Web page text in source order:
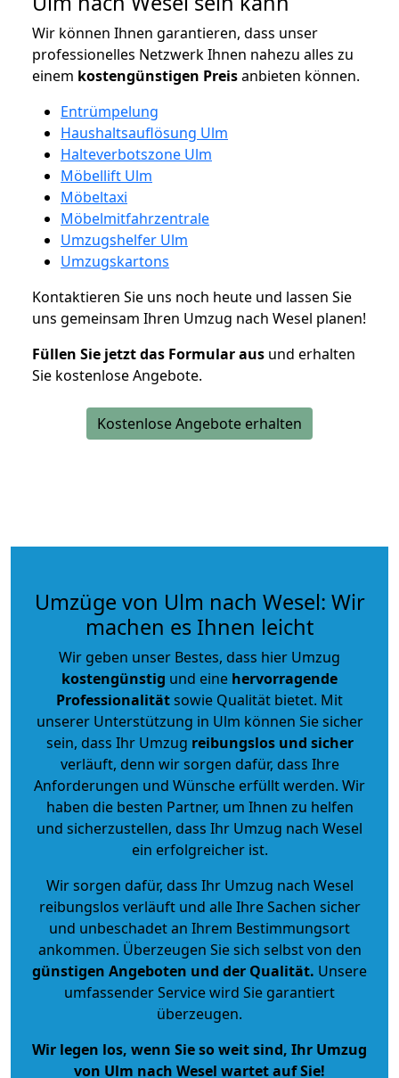
Wir können Ihnen garantieren, dass unser
professionelles Netzwerk Ihnen nahezu alles zu
einem kostengünstigen Preisanbieten können.
Entrümpelung
Haushaltsauflösung Ulm
Halteverbotszone Ulm
Möbellift Ulm
Möbeltaxi
Möbelmitfahrzentrale
Umzugshelfer Ulm
Umzugskartons
Kontaktieren Sie uns noch heute und lassen Sie
uns gemeinsam Ihren Umzug nach Wesel planen!
Füllen Sie jetzt das Formular aus und erhalten
Sie kostenlose Angebote.
Kostenlose Angebote erhalten
Umzüge von Ulm nach Wesel: Wir
machen es Ihnen leicht
Wir geben unser Bestes, dass hier Umzug
kostengünstig und eine hervorragende
Professionalitätsowie Qualität bietet. Mit
unserer Unterstützung in Ulm können Sie sicher
sein, dass Ihr Umzug reibungslos und sicher
verläuft, denn wir sorgen dafür, dass Ihre
Anforderungen und Wünsche erfüllt werden. Wir
haben die besten Partner, um Ihnen zu helfen
und sicherzustellen, dass Ihr Umzug nach Wesel
ein erfolgreicher ist.
Wir sorgen dafür, dass Ihr Umzug nach Wesel
reibungslos verläuft und alle Ihre Sachen sicher
und unbeschadet an Ihrem Bestimmungsort
ankommen. Überzeugen Sie sich selbst von den
günstigen Angeboten und der Qualität. Unsere
umfassender Service wird Sie garantiert
überzeugen.
Wir legen los, wenn Sie so weit sind, Ihr Umzug
von Ulm nach Wesel wartet auf Sie!